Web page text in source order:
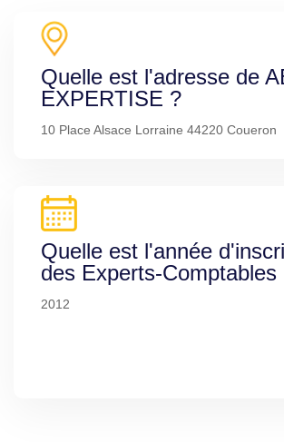
Quelle est l'adresse de
EXPERTISE ?
10 Place Alsace Lorraine 44220 Coueron
Quelle est l'année
des Experts-Comptables
2012